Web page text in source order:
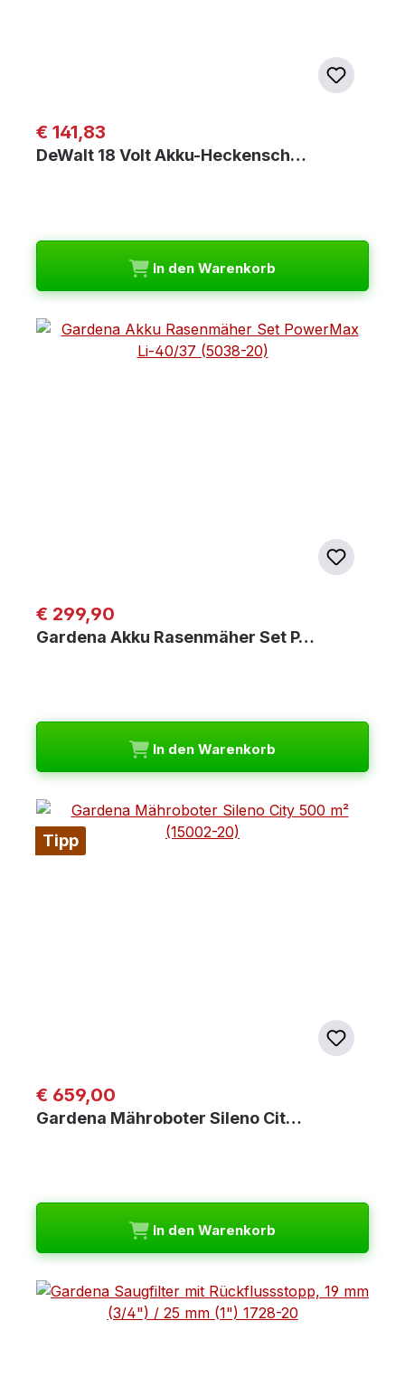
Regulärer Preis:
€ 141,83
DeWalt 18 Volt Akku-Heckensch…
In den Warenkorb
Regulärer Preis:
€ 299,90
Gardena Akku Rasenmäher Set P…
In den Warenkorb
Tipp
Regulärer Preis:
€ 659,00
Gardena Mähroboter Sileno Cit…
In den Warenkorb